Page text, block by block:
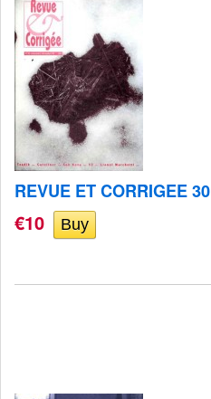
REVUE ET CORRIGEE 30
€10